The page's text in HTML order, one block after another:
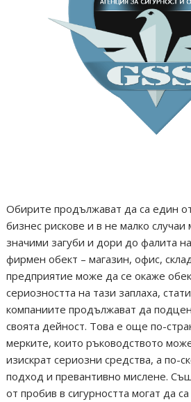
Обирите продължават да са един
бизнес рискове и в не малко
значими загуби и дори до фалита
фирмен обект – магазин, офис,
предприятие може да се окаже
сериозността на тази заплаха,
компаниите продължават да
своята дейност. Това е още по-
мерките, които ръководството
изискрат сериозни средства, а по-
подход и превантивно мислене.
от пробив в сигурността могат да